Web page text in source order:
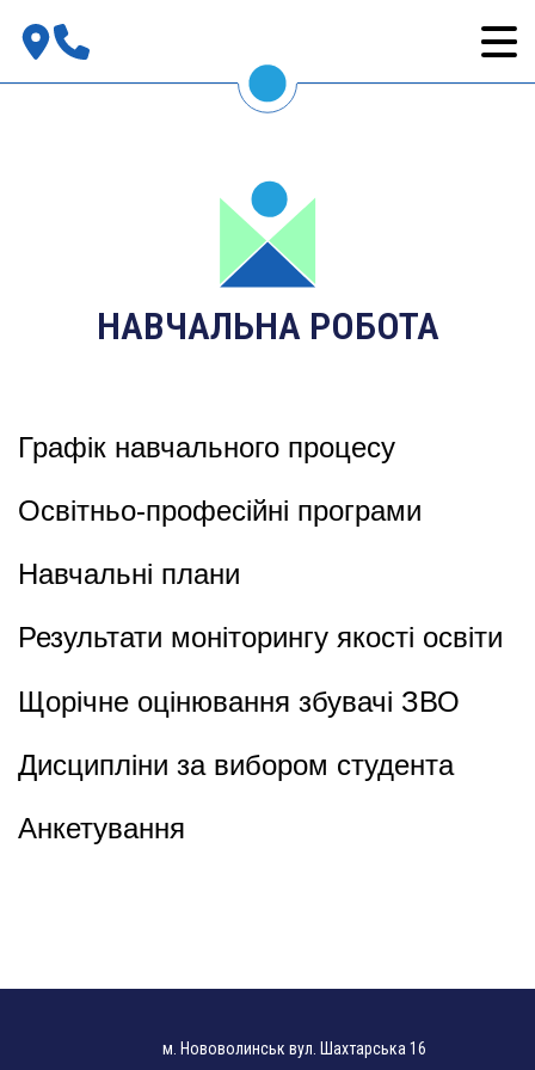
НАВЧАЛЬНА РОБОТА
Графік навчального процесу
Освітньо-професійні програми
Навчальні плани
Результати моніторингу якості освіти
Щорічне оцінювання збувачі ЗВО
Дисципліни за вибором студента
Анкетування
м. Нововолинськ вул. Шахтарська 16